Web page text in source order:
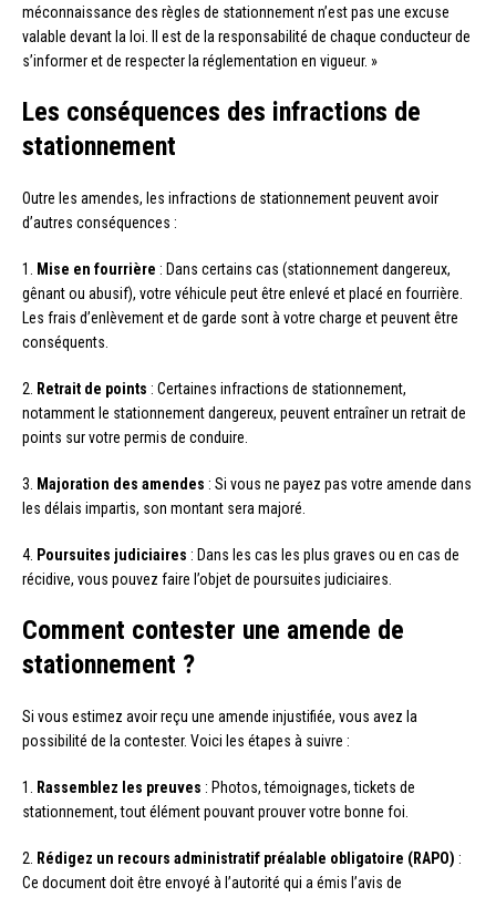
méconnaissance des règles de stationnement n’est pas une excuse
valable devant la loi. Il est de la responsabilité de chaque conducteur de
s’informer et de respecter la réglementation en vigueur. »
Les conséquences des infractions de
stationnement
Outre les amendes, les infractions de stationnement peuvent avoir
d’autres conséquences :
1. Mise en fourrière : Dans certains cas (stationnement dangereux,
gênant ou abusif), votre véhicule peut être enlevé et placé en fourrière.
Les frais d’enlèvement et de garde sont à votre charge et peuvent être
conséquents.
2. Retrait de points : Certaines infractions de stationnement,
notamment le stationnement dangereux, peuvent entraîner un retrait de
points sur votre permis de conduire.
3. Majoration des amendes : Si vous ne payez pas votre amende dans
les délais impartis, son montant sera majoré.
4. Poursuites judiciaires : Dans les cas les plus graves ou en cas de
récidive, vous pouvez faire l’objet de poursuites judiciaires.
Comment contester une amende de
stationnement ?
Si vous estimez avoir reçu une amende injustifiée, vous avez la
possibilité de la contester. Voici les étapes à suivre :
1. Rassemblez les preuves : Photos, témoignages, tickets de
stationnement, tout élément pouvant prouver votre bonne foi.
2. Rédigez un recours administratif préalable obligatoire (RAPO) :
Ce document doit être envoyé à l’autorité qui a émis l’avis de